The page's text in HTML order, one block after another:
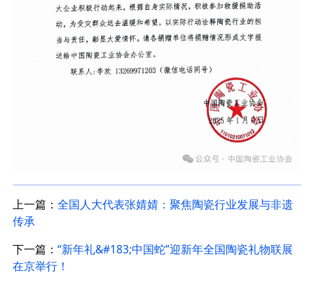
上一篇： 全国人大代表张婧婧：聚焦陶瓷行业发展与非遗
传承
下一篇： “新年礼&#183;中国蛇”迎新年全国陶瓷礼物联展
在京举行！